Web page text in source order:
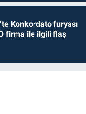
Konkordato furyası
firma ile ilgili flaş